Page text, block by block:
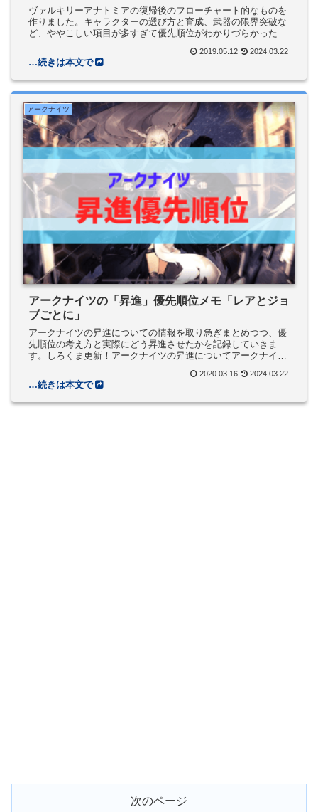
ヴァルキリーアナトミアの復帰後のフローチャート的なものを
作りました。キャラクターの選び方と育成、武器の限界突破な
ど、ややこしい項目が多すぎて優先順位がわかりづらかったの
2019.05.12 2024.03.22
アークナイツ
アークナイツの「昇進」優先順位メモ「レアとジョ
ブごとに」
アークナイツの昇進についての情報を取り急ぎまとめつつ、優
先順位の考え方と実際にどう昇進させたかを記録していきま
す。しろくま更新！アークナイツの昇進についてアークナイツ
化のための素材が必...
2020.03.16 2024.03.22
次のページ